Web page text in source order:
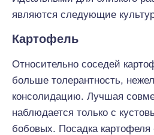
являются следующие
Картофель
Относительно соседей
больше толерантность,
консолидацию. Лучшая
наблюдается только с
бобовых. Посадка